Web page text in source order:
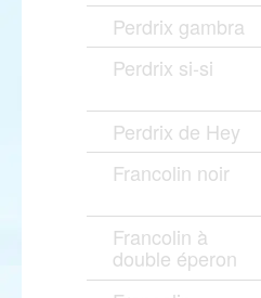
Perdrix gambra
Perdrix si-si
Perdrix de Hey
Francolin noir
Francolin à
double éperon